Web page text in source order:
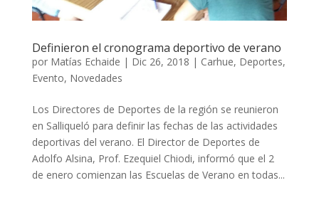
Definieron el cronograma deportivo de verano
por Matías Echaide | Dic 26, 2018 | Carhue, Deportes,
Evento, Novedades
Los Directores de Deportes de la región se reunieron
en Salliqueló para definir las fechas de las actividades
deportivas del verano. El Director de Deportes de
Adolfo Alsina, Prof. Ezequiel Chiodi, informó que el 2
de enero comienzan las Escuelas de Verano en todas...